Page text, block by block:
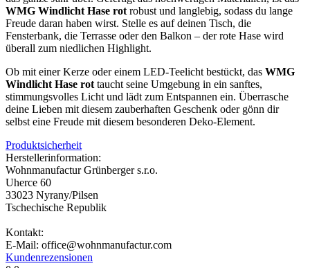
WMG Windlicht Hase rotrobust und langlebig, sodass du lange
Freude daran haben wirst. Stelle es auf deinen Tisch, die
Fensterbank, die Terrasse oder den Balkon – der rote Hase wird
überall zum niedlichen Highlight.
Ob mit einer Kerze oder einem LED-Teelicht bestückt, das WMG
Windlicht Hase rottaucht seine Umgebung in ein sanftes,
stimmungsvolles Licht und lädt zum Entspannen ein. Überrasche
deine Lieben mit diesem zauberhaften Geschenk oder gönn dir
selbst eine Freude mit diesem besonderen Deko-Element.
Produktsicherheit
Herstellerinformation:
Wohnmanufactur Grünberger s.r.o.
Uherce 60
33023 Nyrany/Pilsen
Tschechische Republik
Kontakt:
E-Mail: office@wohnmanufactur.com
Kundenrezensionen